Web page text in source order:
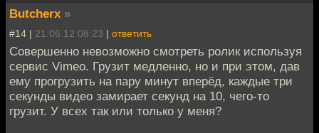
Butcherx »
#14 | 21.06.12 08:23 | ответить
Совершенно невозможно смотреть ролик используя
сервис Vimeo. Грузит медленно, но и при этом, дав
ему прогрузить на пару минут вперёд, каждые три
секунды видео замирает секунд на 10, чего-то
грузит. У всех так или только у меня?